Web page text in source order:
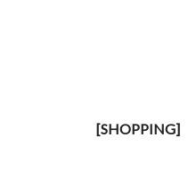
[SHOPPING]